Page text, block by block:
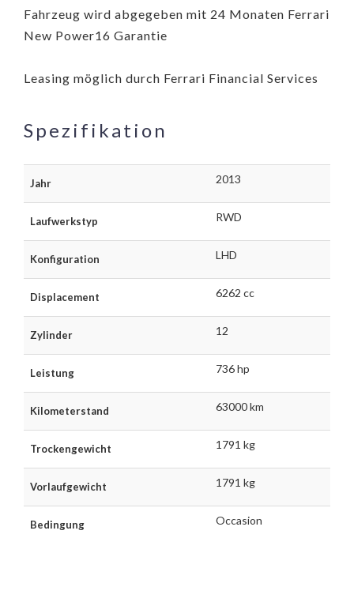
Fahrzeug wird abgegeben mit 24 Monaten Ferrari
New Power16 Garantie
Leasing möglich durch Ferrari Financial Services
Spezifikation
Jahr 2013
Laufwerkstyp RWD
Konfiguration LHD
Displacement 6262 cc
Zylinder 12
Leistung 736 hp
Kilometerstand 63000 km
Trockengewicht 1791 kg
Vorlaufgewicht 1791 kg
Bedingung Occasion